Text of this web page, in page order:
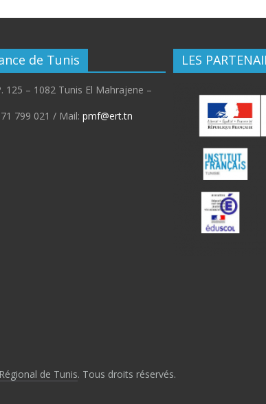
de Tunis
125 – 1082 Tunis El Mahrajene –
799 021 / Mail: pmf@ert.tn
LES
de Tunis. Tous droits réservés.